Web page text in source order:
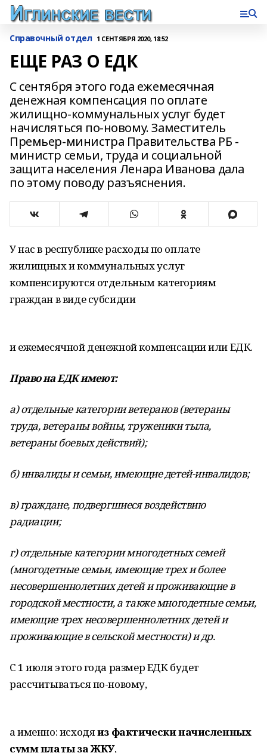
Справочный отдел 1 СЕНТЯБРЯ 2020, 18:52
ЕЩЕ РАЗ О ЕДК
С сентября этого года ежемесячная
денежная компенсация по оплате
жилищно-коммунальных услуг будет
начисляться по-новому. Заместитель
Премьер-министра Правительства РБ -
министр семьи, труда и социальной
защита населения Ленара Иванова дала
по этому поводу разъяснения.
У нас в республике расходы по оплате
жилищных и коммунальных услуг
компенсируются отдельным категориям
граждан в виде субсидии
и ежемесячной денежной компенсации или ЕДК.
Право на ЕДК имеют:
а) отдельные категории ветеранов (ветераны
труда, ветераны войны, труженики тыла,
ветераны боевых действий);
б) инвалиды и семьи, имеющие детей-инвалидов;
в) граждане, подвергшиеся воздействию
радиации;
г) отдельные категории многодетных семей
(многодетные семьи, имеющие трех и более
несовершеннолетних детей и проживающие в
городской местности, а также многодетные семьи,
имеющие трех несовершеннолетних детей и
проживающие в сельской местности) и др.
С 1 июля этого года размер ЕДК будет
рассчитываться по-новому,
а именно: исходяиз фактически начисленных
сумм платы за ЖКУ,